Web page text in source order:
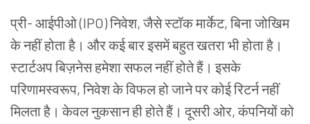
प्री- आईपीओ (IPO) निवेश, जैसे स्टॉक मार्केट, बिना जोखिम
के नहीं होता है। और कई बार इसमें बहुत खतरा भी होता है।
स्टार्टअप बिज़नेस हमेशा सफल नहीं होते हैं। इसके
परिणामस्वरूप, निवेश के विफल हो जाने पर कोई रिटर्न नहीं
मिलता है। केवल नुकसान ही होते हैं। दूसरी ओर, कंपनियों को